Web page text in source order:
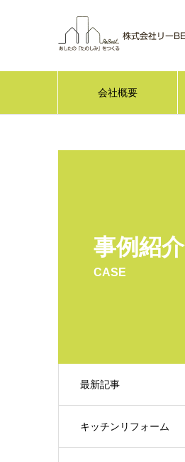
会社概要
事例紹介
CASE
最新記事
キッチンリフォーム